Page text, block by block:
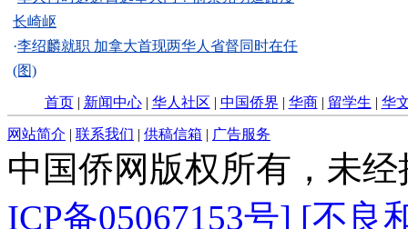
长崎岖
·李绍麟就职 加拿大首现两华人省督同时在任
(图)
首页| 新闻中心| 华人社区 | 中国侨界 | 华商| 留学生 | 华
网站简介 | 联系我们 | 供稿信箱 | 广告服务
中国侨网版权所有，未
ICP备05067153号] [不良